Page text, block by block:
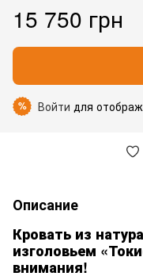
15 750 грн
% Войти для
Описание
Кровать из
изголовьем
внимания!